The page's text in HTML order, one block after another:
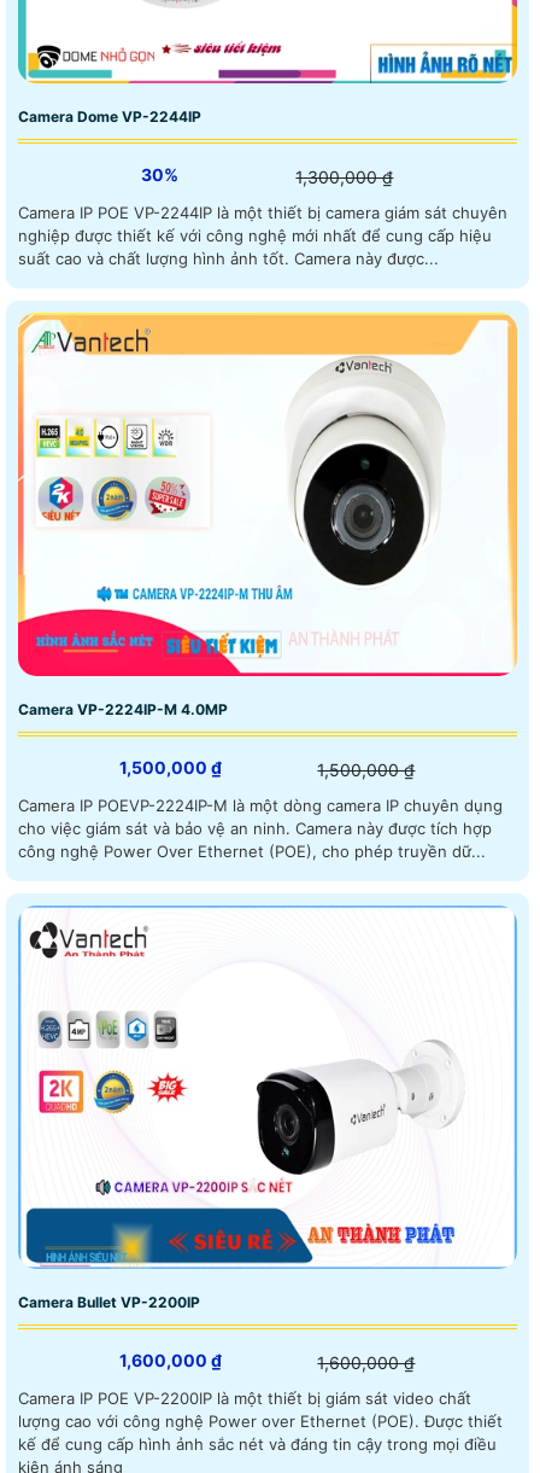
Camera Dome VP-2244IP
30% 1,300,000 ₫
Camera IP POE VP-2244IP là một thiết bị camera giám sát chuyên
nghiệp được thiết kế với công nghệ mới nhất để cung cấp hiệu
suất cao và chất lượng hình ảnh tốt. Camera này được...
Camera VP-2224IP-M 4.0MP
1,500,000 ₫ 1,500,000 ₫
Camera IP POEVP-2224IP-M là một dòng camera IP chuyên dụng
cho việc giám sát và bảo vệ an ninh. Camera này được tích hợp
công nghệ Power Over Ethernet (POE), cho phép truyền dữ...
Camera Bullet VP-2200IP
1,600,000 ₫ 1,600,000 ₫
Camera IP POE VP-2200IP là một thiết bị giám sát video chất
lượng cao với công nghệ Power over Ethernet (POE). Được thiết
kế để cung cấp hình ảnh sắc nét và đáng tin cậy trong mọi điều
kiện ánh sáng